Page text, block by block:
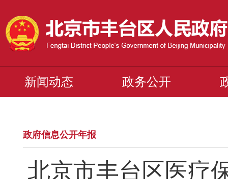
新闻动态 政务公开
政府信息公开年报
北京市丰台区医疗